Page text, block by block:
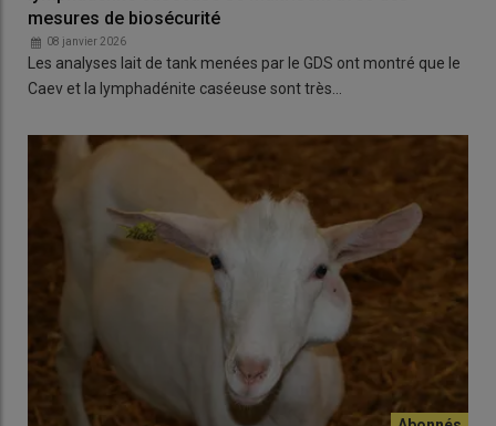
mesures de biosécurité
08 janvier 2026
Les analyses lait de tank menées par le GDS ont montré que le
Caev et la lymphadénite caséeuse sont très…